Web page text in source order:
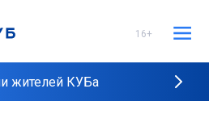
16+
жителей КУБа